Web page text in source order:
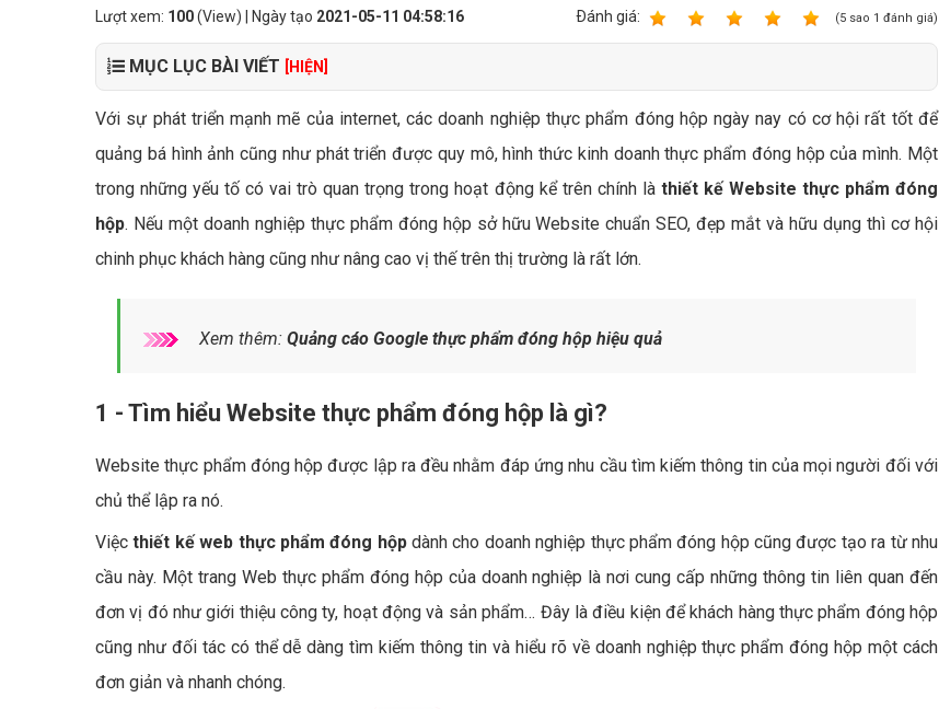
Bảng giá quảng cáo Facebook
Bảng giá quản trị Website
Bảng giá quản trị Fanpage Facebook
Bảng giá SEO Website
Lượt xem: 100(View) | Ngày tạo 2021-05-11 04:58:16 Ðánh giá: (5 sao 1 đánh giá)
MỤC LỤC BÀI VIẾT [HIỆN]
Với sự phát triển mạnh mẽ của internet, các doanh nghiệp thực phẩm đóng hộp ngày nay có cơ hội rất tốt để
quảng bá hình ảnh cũng như phát triển được quy mô, hình thức kinh doanh thực phẩm đóng hộp của mình. Một
trong những yếu tố có vai trò quan trọng trong hoạt động kể trên chính là thiết kế Website thực phẩm đóng
hộp. Nếu một doanh nghiệp thực phẩm đóng hộp sở hữu Website chuẩn SEO, đẹp mắt và hữu dụng thì cơ hội
chinh phục khách hàng cũng như nâng cao vị thế trên thị trường là rất lớn.
Xem thêm: Quảng cáo Google thực phẩm đóng hộp hiệu quả
1 - Tìm hiểu Website thực phẩm đóng hộp là gì?
Website thực phẩm đóng hộp được lập ra đều nhằm đáp ứng nhu cầu tìm kiếm thông tin của mọi người đối với
chủ thể lập ra nó.
Việcthiết kế web thực phẩm đóng hộpdành cho doanh nghiệp thực phẩm đóng hộp cũng được tạo ra từ nhu
cầu này. Một trang Web thực phẩm đóng hộp của doanh nghiệp là nơi cung cấp những thông tin liên quan đến
đơn vị đó như giới thiệu công ty, hoạt động và sản phẩm… Đây là điều kiện để khách hàng thực phẩm đóng hộp
cũng như đối tác có thể dễ dàng tìm kiếm thông tin và hiểu rõ về doanh nghiệp thực phẩm đóng hộp một cách
đơn giản và nhanh chóng.